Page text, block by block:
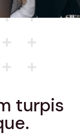
turpis